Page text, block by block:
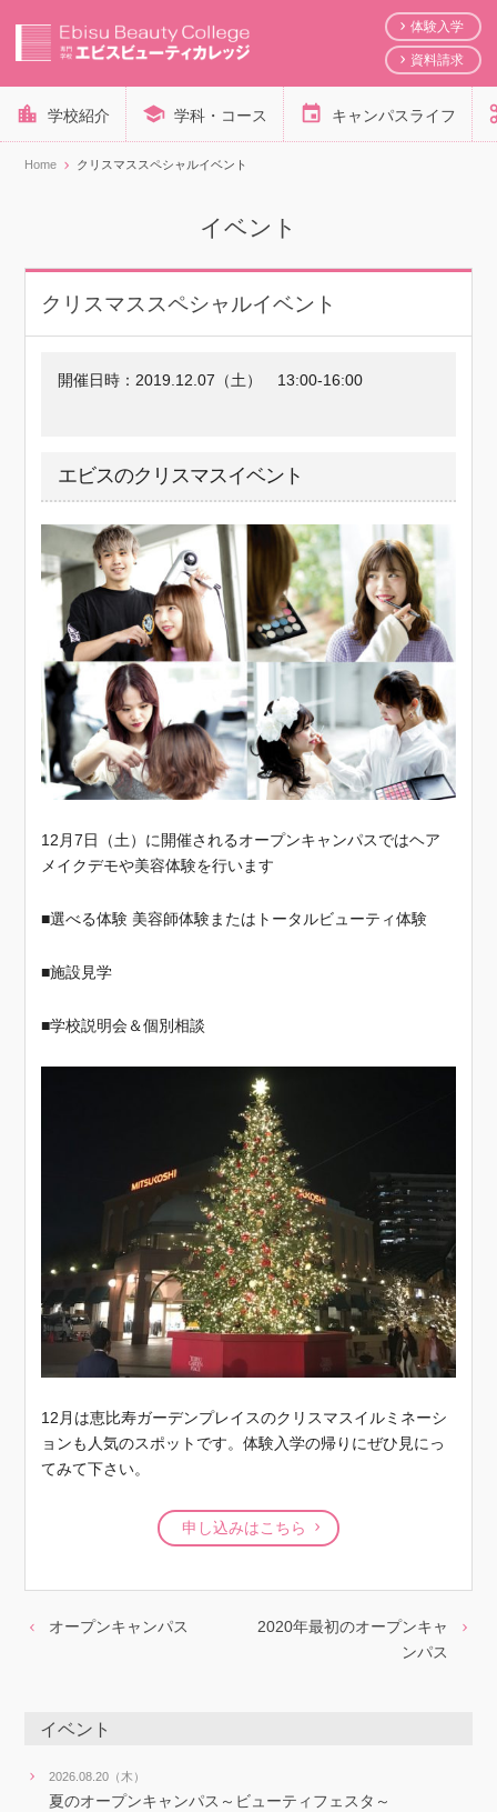
体験入学
資料請求
学校紹介 学科・コース キャンパスライフ
Home クリスマススペシャルイベント
イベント
クリスマススペシャルイベント
開催日時： 2019.12.07（土） 13:00-16:00
エビスのクリスマスイベント
12月7日（土）に開催されるオープンキャンパスではヘア
メイクデモや美容体験を行います
■選べる体験 美容師体験またはトータルビューティ体験
■施設見学
■学校説明会＆個別相談
12月は恵比寿ガーデンプレイスのクリスマスイルミネーシ
ョンも人気のスポットです。体験入学の帰りにぜひ見にっ
てみて下さい。
申し込みはこちら
オープンキャンパス
2020年最初のオープンキャ
ンパス
イベント
2026.08.20（木）
夏のオープンキャンパス～ビューティフェスタ～